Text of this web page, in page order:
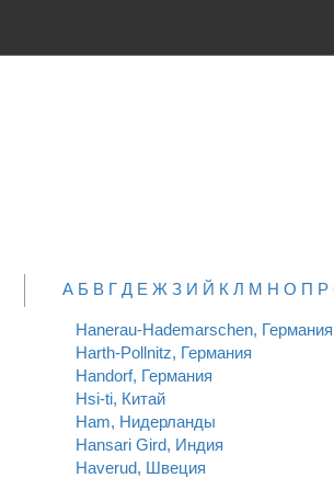
А Б В Г Д Е Ж З И Й К Л М Н О П Р
Hanerau-Hademarschen, Германия
Harth-Pollnitz, Германия
Handorf, Германия
Hsi-ti, Китай
Ham, Нидерланды
Hansari Gird, Индия
Haverud, Швеция